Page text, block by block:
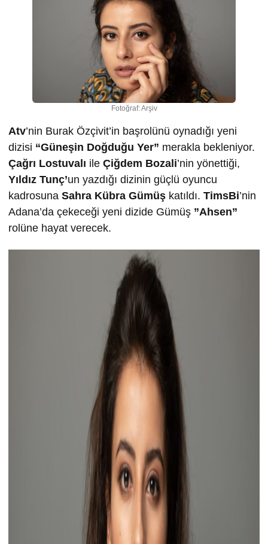
Fotoğraf: Arşiv
Atv’nin Burak Özçivit’in başrolünü oynadığı yeni
dizisi “Güneşin Doğduğu Yer” merakla bekleniyor.
Çağrı Lostuvalı ile Çiğdem Bozali’nin yönettiği,
Yıldız Tunç’un yazdığı dizinin güçlü oyuncu
kadrosuna Sahra Kübra Gümüş katıldı. TimsBi’nin
Adana’da çekeceği yeni dizide Gümüş ”Ahsen”
rolüne hayat verecek.